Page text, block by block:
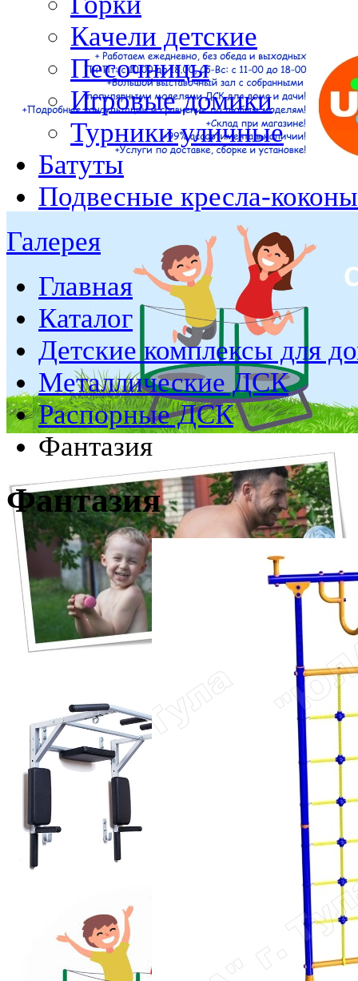
Качели детские
Песочницы
Игровые домики
Турники уличные
Батуты
Подвесные кресла-коконы
Галерея
Главная
Каталог
Детские комплексы для
Металлические ДСК
Распорные ДСК
Фантазия
Фантазия